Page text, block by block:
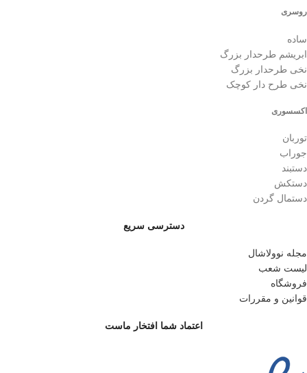
روسری
ساده
ابریشم طرحدار بزرگ
نخی طرحدار بزرگ
نخی طرح دار کوچک
اکسسوری
توربان
جوراب
دستبند
دستکش
دستمال گردن
دسترسی سریع
مجله نوولاشال
لیست شعب
فروشگاه
قوانین و مقررات
اعتماد شما افتخار ماست